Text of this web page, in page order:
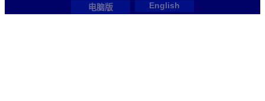
电脑版 English